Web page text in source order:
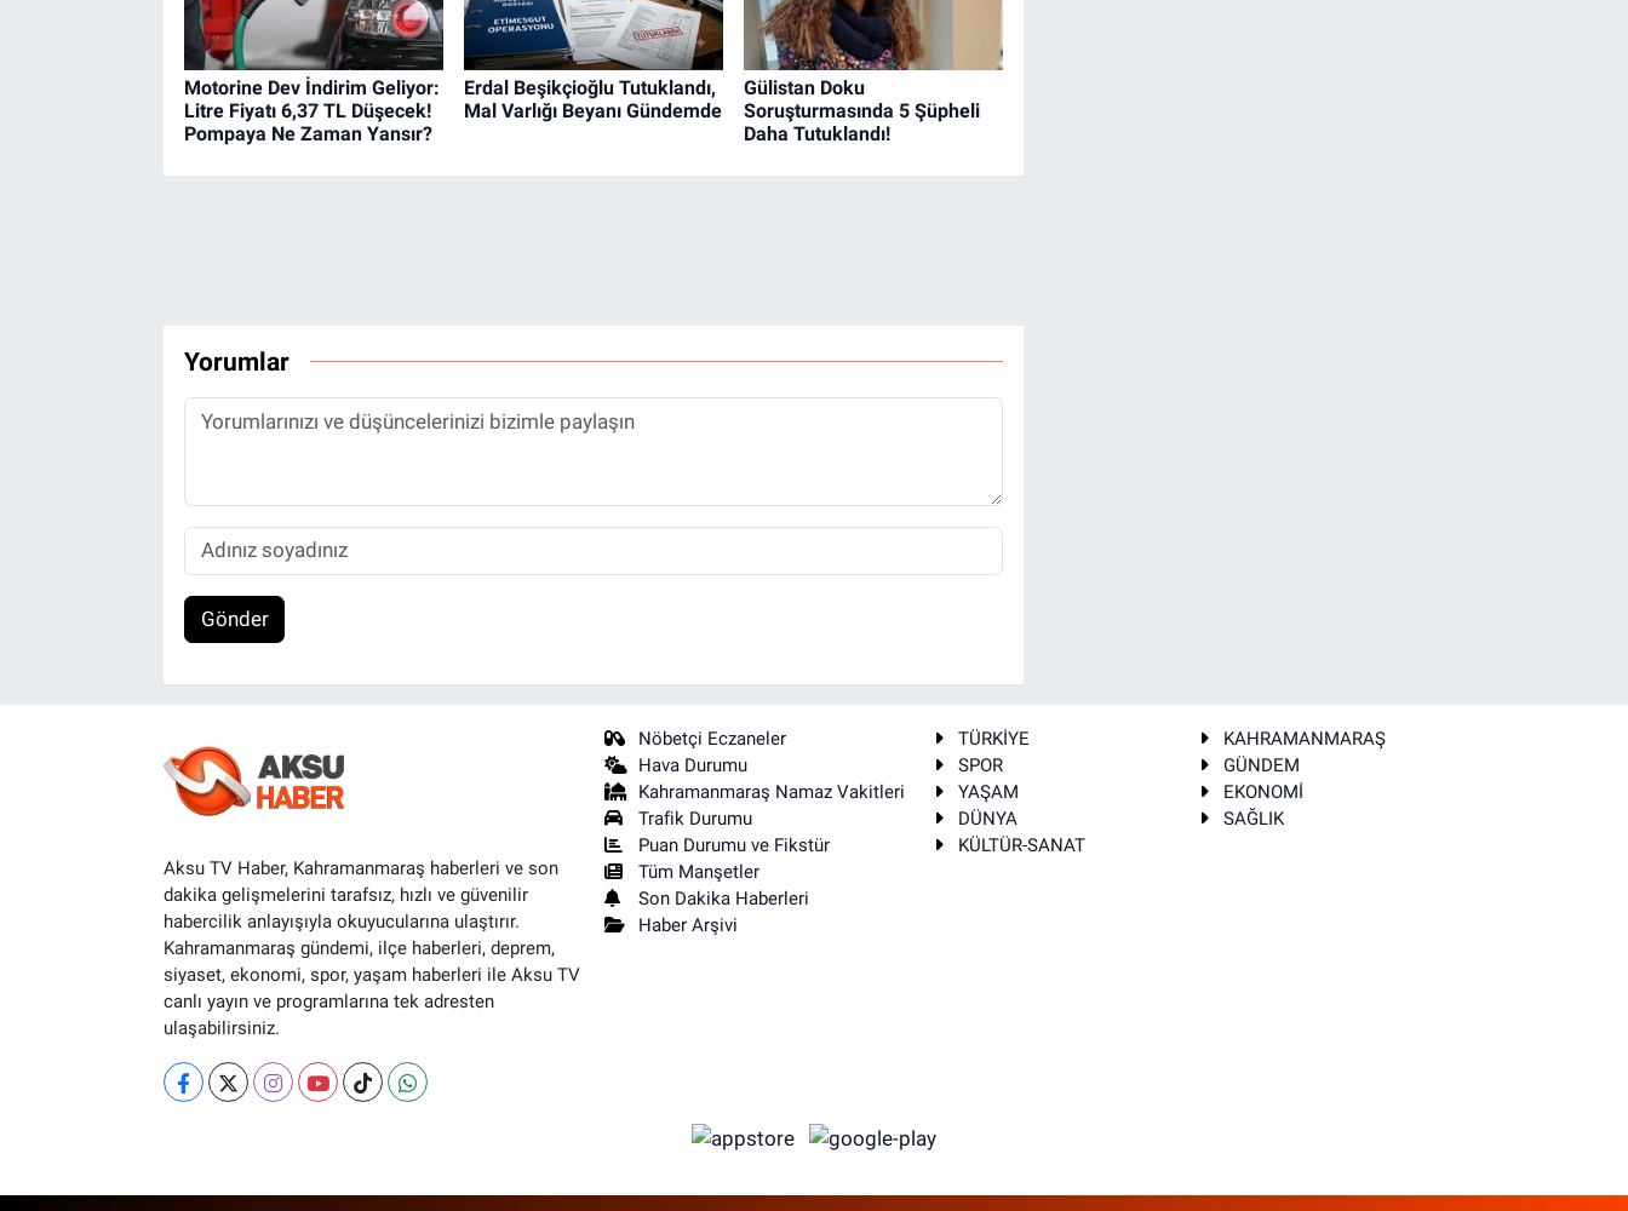
Motorine Dev İndirim Geliyor:
Litre Fiyatı 6,37 TL Düşecek!
Pompaya Ne Zaman Yansır?
Erdal Beşikçioğlu Tutuklandı,
Mal Varlığı Beyanı Gündemde
Gülistan Doku
Soruşturmasında 5 Şüpheli
Daha Tutuklandı!
Yorumlar
Gönder
Aksu TV Haber, Kahramanmaraş haberleri ve son
dakika gelişmelerini tarafsız, hızlı ve güvenilir
habercilik anlayışıyla okuyucularına ulaştırır.
Kahramanmaraş gündemi, ilçe haberleri, deprem,
siyaset, ekonomi, spor, yaşam haberleri ile Aksu TV
canlı yayın ve programlarına tek adresten
ulaşabilirsiniz.
Nöbetçi Eczaneler
Hava Durumu
Kahramanmaraş Namaz Vakitleri
Trafik Durumu
Puan Durumu ve Fikstür
Tüm Manşetler
Son Dakika Haberleri
Haber Arşivi
TÜRKİYE
KAHRAMANMARAŞ
SPOR
GÜNDEM
YAŞAM
EKONOMİ
DÜNYA
SAĞLIK
KÜLTÜR-SANAT